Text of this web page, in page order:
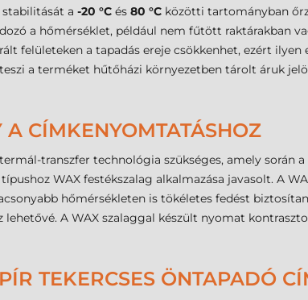
a -20 °C és 80 °C közötti tartományban
a hőmérséklet, például nem fűtött raktárakban
felületeken a tapadás ereje csökkenhet, ezért
a terméket hűtőházi környezetben tárolt áruk
A CÍMKENYOMTATÁSHOZ
transzfer technológia szükséges, amely során
WAX festékszalag alkalmazása javasolt. A
hőmérsékleten is tökéletes fedést
A WAX szalaggal készült nyomat
TEKERCSES ÖNTAPADÓ